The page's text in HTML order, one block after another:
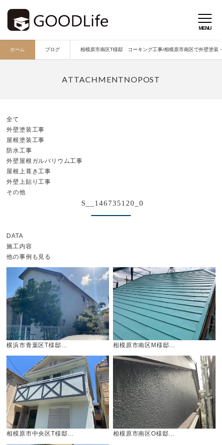
ホーム ブログ 相模原市南区T様邸 コーキング工事/相模原市南区で外壁塗装
全て
外壁塗装工事
屋根塗装工事
防水工事
外壁屋根ガルバリウム工事
屋根上葺き工事
外壁上貼り工事
その他
S__146735120_0
DATA
施工内容
他の事例も見る
横浜市青葉区T様邸… 相模原市南区M様邸…
相模原市中央区T様邸… 相模原市南区O様邸…